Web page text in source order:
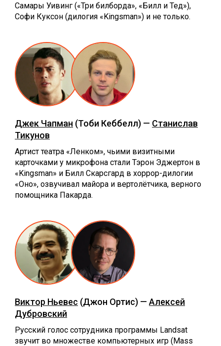
Самары Уивинг («Три билборда», «Билл и Тед»),
Софи Куксон (дилогия «Kingsman») и не только.
Джек Чапман (Тоби Кеббелл) — Станислав
Тикунов
Артист театра «Ленком», чьими визитными
карточками у микрофона стали Тэрон Эджертон в
«Kingsman» и Билл Скарсгард в хоррор-дилогии
«Оно», озвучивал майора и вертолётчика, верного
помощника Пакарда.
Виктор Ньевес (Джон Ортис) — Алексей
Дубровский
Русский голос сотрудника программы Landsat
звучит во множестве компьютерных игр (Mass